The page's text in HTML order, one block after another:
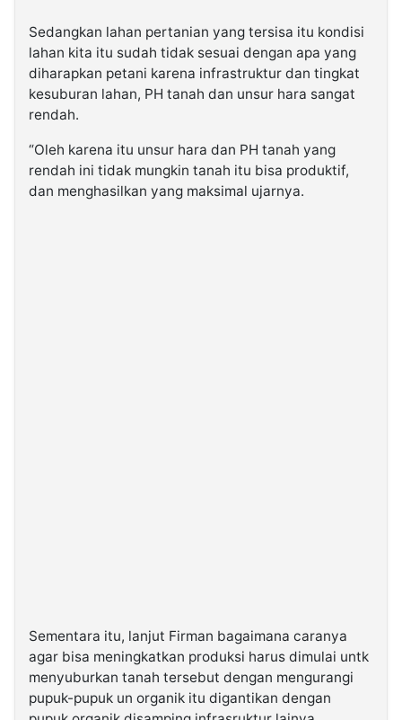
Sedangkan lahan pertanian yang tersisa itu kondisi
lahan kita itu sudah tidak sesuai dengan apa yang
diharapkan petani karena infrastruktur dan tingkat
kesuburan lahan, PH tanah dan unsur hara sangat
rendah.
“Oleh karena itu unsur hara dan PH tanah yang
rendah ini tidak mungkin tanah itu bisa produktif,
dan menghasilkan yang maksimal ujarnya.
Sementara itu, lanjut Firman bagaimana caranya
agar bisa meningkatkan produksi harus dimulai untk
menyuburkan tanah tersebut dengan mengurangi
pupuk-pupuk un organik itu digantikan dengan